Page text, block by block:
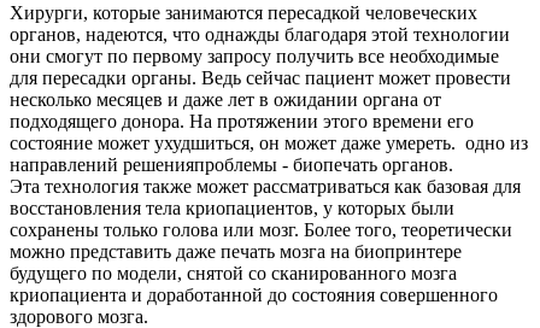
Хирурги, которые занимаются пересадкой человеческих
органов, надеются, что однажды благодаря этой технологии
они смогут по первому запросу получить все необходимые
для пересадки органы. Ведь сейчас пациент может провести
несколько месяцев и даже лет в ожидании органа от
подходящего донора. На протяжении этого времени его
состояние может ухудшиться, он может даже умереть. одно из
направлений решенияпроблемы - биопечать органов.
Эта технология также может рассматриваться как базовая для
восстановления тела криопациентов, у которых были
сохранены только голова или мозг. Более того, теоретически
можно представить даже печать мозга на биопринтере
будущего по модели, снятой со сканированного мозга
криопациента и доработанной до состояния совершенного
здорового мозга.